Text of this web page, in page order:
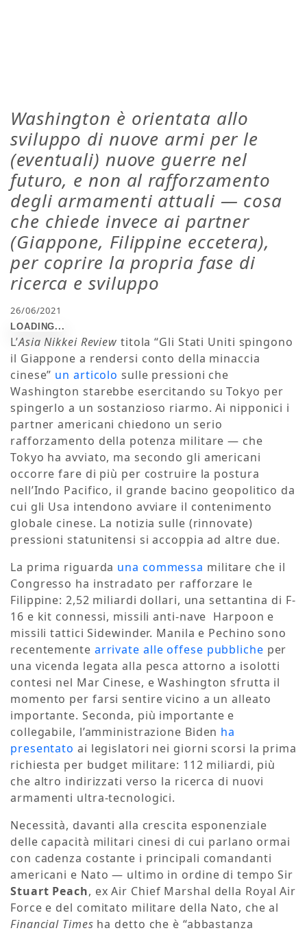
Washington è orientata allo
sviluppo di nuove armi per le
(eventuali) nuove guerre nel
futuro, e non al rafforzamento
degli armamenti attuali — cosa
che chiede invece ai partner
(Giappone, Filippine eccetera),
per coprire la propria fase di
ricerca e sviluppo
26/06/2021
L’Asia Nikkei Review titola “Gli Stati Uniti spingono
il Giappone a rendersi conto della minaccia
cinese” un articolo sulle pressioni che
Washington starebbe esercitando su Tokyo per
spingerlo a un sostanzioso riarmo. Ai nipponici i
partner americani chiedono un serio
rafforzamento della potenza militare — che
Tokyo ha avviato, ma secondo gli americani
occorre fare di più per costruire la postura
nell’Indo Pacifico, il grande bacino geopolitico da
cui gli Usa intendono avviare il contenimento
globale cinese. La notizia sulle (rinnovate)
pressioni statunitensi si accoppia ad altre due.
La prima riguarda una commessa militare che il
Congresso ha instradato per rafforzare le
Filippine: 2,52 miliardi dollari, una settantina di F-
16 e kit connessi, missili anti-nave Harpoon e
missili tattici Sidewinder. Manila e Pechino sono
recentemente arrivate alle offese pubbliche per
una vicenda legata alla pesca attorno a isolotti
contesi nel Mar Cinese, e Washington sfrutta il
momento per farsi sentire vicino a un alleato
importante. Seconda, più importante e
collegabile, l’amministrazione Biden ha
presentato ai legislatori nei giorni scorsi la prima
richiesta per budget militare: 112 miliardi, più
che altro indirizzati verso la ricerca di nuovi
armamenti ultra-tecnologici.
Necessità, davanti alla crescita esponenziale
delle capacità militari cinesi di cui parlano ormai
con cadenza costante i principali comandanti
americani e Nato — ultimo in ordine di tempo Sir
Stuart Peach, ex Air Chief Marshal della Royal Air
Force e del comitato militare della Nato, che al
Financial Times ha detto che è “abbastanza